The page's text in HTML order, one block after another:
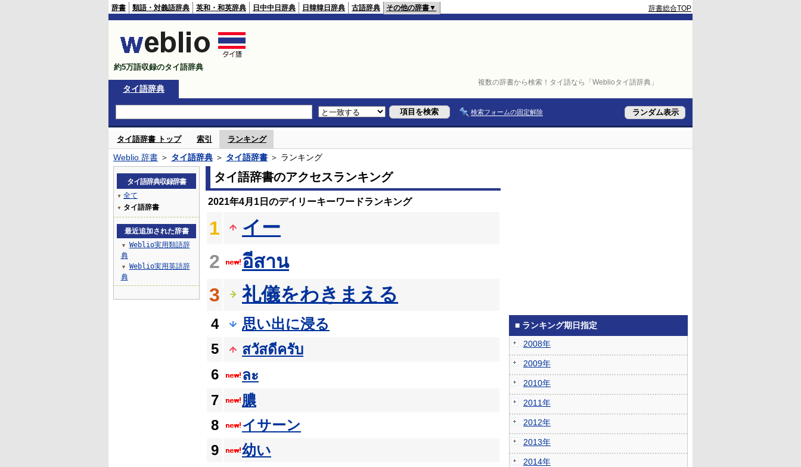
複数の辞書から検索！タイ語なら「Weblioタイ語辞典」
辞書 類語・対義語辞典 英和・和英辞典 日中中日辞典 日韓韓日辞典 古語辞典 その他の辞書▼ 辞書総合TOP
約5万語収録のタイ語辞典
タイ語辞典
検索フォームの固定解除
タイ語辞書 トップ 索引 ランキング
Weblio 辞書 ＞ タイ語辞典 ＞ タイ語辞書 ＞ ランキング
タイ語辞書のアクセスランキング
2021年4月1日のデイリーキーワードランキング
1
イー
2
อีสาน
3
礼儀をわきまえる
4
思い出に浸る
5
สวัสดีครับ
6
ละ
7
膿
8
イサーン
9
幼い
タイ語辞典収録辞書
▼ 全て
▼ タイ語辞書
最近追加された辞書
▼
Weblio実用類語辞
典
▼
Weblio実用英語辞
典
■ ランキング期日指定
2008年
2009年
2010年
2011年
2012年
2013年
2014年